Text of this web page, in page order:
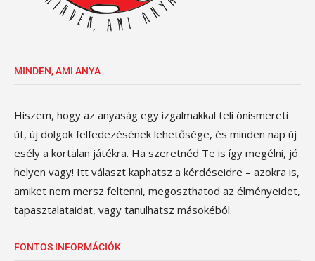
MINDEN, AMI ANYA
Hiszem, hogy az anyaság egy izgalmakkal teli önismereti
út, új dolgok felfedezésének lehetősége, és minden nap új
esély a kortalan játékra. Ha szeretnéd Te is így megélni, jó
helyen vagy! Itt választ kaphatsz a kérdéseidre – azokra is,
amiket nem mersz feltenni, megoszthatod az élményeidet,
tapasztalataidat, vagy tanulhatsz másokéból.
FONTOS INFORMÁCIÓK